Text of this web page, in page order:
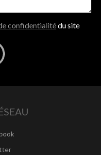
confidentialitédu site